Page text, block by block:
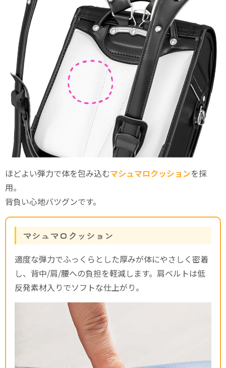
ほどよい弾力で体を包み込むマシュマロクッションを採
用。
背負い心地バツグンです。
マシュマロクッション
適度な弾力でふっくらとした厚みが体にやさしく密着
し、背中/肩/腰への負担を軽減します。肩ベルトは低
反発素材入りでソフトな仕上がり。